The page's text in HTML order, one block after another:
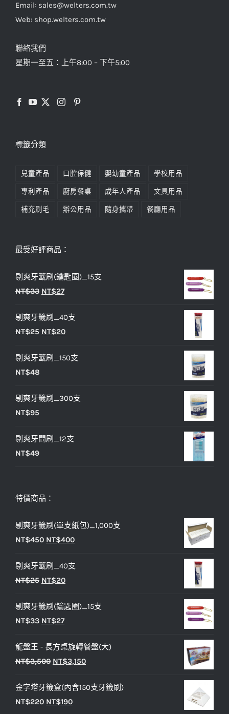
Email: sales@welters.com.tw
Web: shop.welters.com.tw
聯絡我們
星期一至五：上午8:00 – 下午5:00
標籤分類
兒童產品 口腔保健 嬰幼童產品 學校用品
專利產品 廚房餐桌 成年人產品 文具用品
補充刷毛 辦公用品 隨身攜帶 餐廳用品
最受好評商品：
剔爽牙籤刷(鑰匙圈)_15支
NT$33 原
價
格：
NT$27目
價
格：
剔爽牙籤刷_40支
NT$25 原
價
NT$20目
價
剔爽牙籤刷_150支
NT$48
剔爽牙籤刷_300支
NT$95
剔爽牙間刷_12支
NT$49
特價商品：
剔爽牙籤刷(單支紙包)_1,000支
NT$450 原
價
格：
NT$400目
價
剔爽牙籤刷_40支
NT$25 原
價
格：
NT$20目
價
剔爽牙籤刷(鑰匙圈)_15支
NT$33 原
價
格：
NT$27目
價
格：
龍盤王 - 長方桌旋轉餐盤(大)
NT$3,500 原
價
格：
NT$3,150目
價
金字塔牙籤盒(內含150支牙籤刷)
NT$220 原
NT$190目